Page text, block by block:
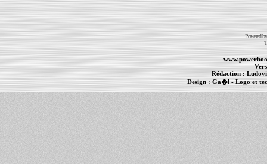
Powered
Rédaction :
Design : Ga�l- Logo et